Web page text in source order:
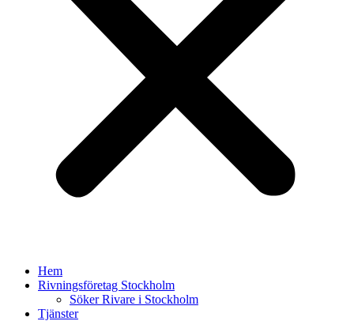
Hem
Rivningsföretag Stockholm
Söker Rivare i Stockholm
Tjänster